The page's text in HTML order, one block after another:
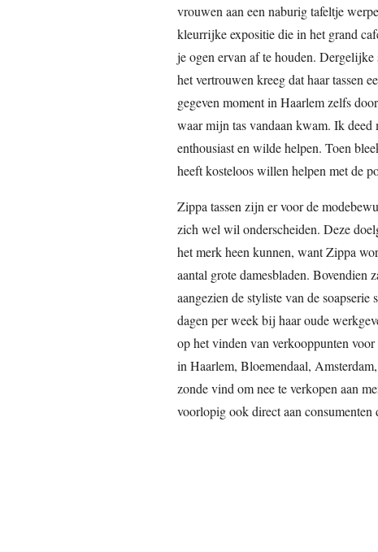
vrouwen aan een naburig tafeltje
kleurrijke expositie die in het grand
je ogen ervan af te houden.
het vertrouwen kreeg dat haar tassen
gegeven moment in Haarlem zelfs
waar mijn tas vandaan kwam. Ik
enthousiast en wilde helpen. Toen
heeft kosteloos willen helpen met de
Zippa tassen zijn er voor de
zich wel wil onderscheiden. Deze
het merk heen kunnen, want Zippa
aantal grote damesbladen.
aangezien de styliste van de
dagen per week bij haar oude
op het vinden van verkooppunten
in Haarlem, Bloemendaal,
zonde vind om nee te verkopen aan
voorlopig ook direct aan